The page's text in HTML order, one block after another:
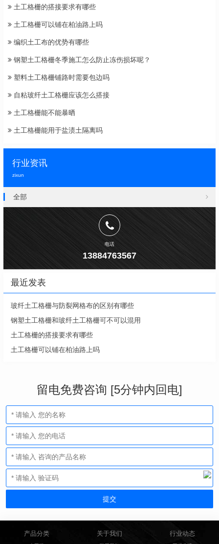
土工格栅的搭接要求有哪些
土工格栅可以铺在柏油路上吗
编织土工布的优势有哪些
钢塑土工格栅冬季施工怎么防止冻伤损坏呢？
塑料土工格栅铺路时需要包边吗
自粘玻纤土工格栅应该怎么搭接
土工格栅能不能暴晒
土工格栅能用于盐渍土隔离吗
行业资讯
zixun
全部
电话
13884763567
最近发表
玻纤土工格栅与防裂网格布的区别有哪些
钢塑土工格栅和玻纤土工格栅可不可以混用
土工格栅的搭接要求有哪些
土工格栅可以铺在柏油路上吗
留电免费咨询 [5分钟内回电]
产品分类 关于我们 行业动态